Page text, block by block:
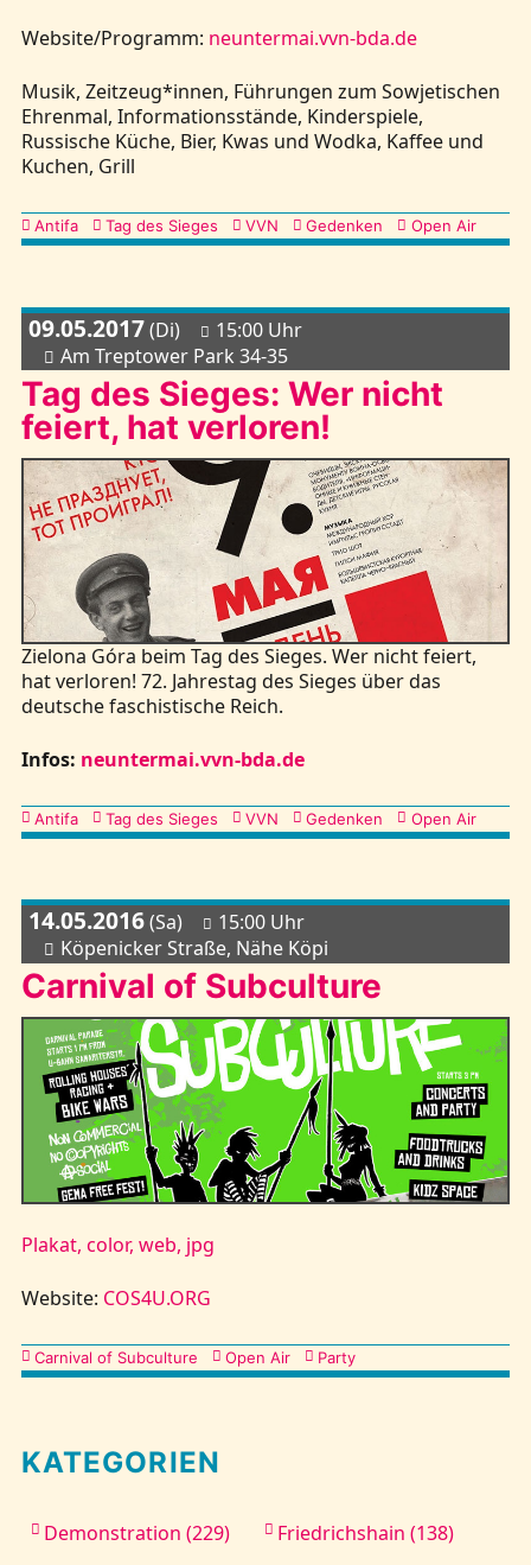
Website/Programm: neuntermai.vvn-bda.de
Musik, Zeitzeug*innen, Führungen zum Sowjetischen
Ehrenmal, Informationsstände, Kinderspiele,
Russische Küche, Bier, Kwas und Wodka, Kaffee und
Kuchen, Grill
Kategorien
Antifa Tag des Sieges VVN Gedenken Open Air
09.05.2017(Di)
15:00 Uhr
Am Treptower Park 34-35
Tag des Sieges: Wer nicht
feiert, hat verloren!
Zielona Góra beim Tag des Sieges. Wer nicht feiert,
hat verloren! 72. Jahrestag des Sieges über das
deutsche faschistische Reich.
Infos: neuntermai.vvn-bda.de
Kategorien
Antifa Tag des Sieges VVN Gedenken Open Air
14.05.2016(Sa)
15:00 Uhr
Köpenicker Straße, Nähe Köpi
Carnival of Subculture
Plakat, color, web, jpg
Website: COS4U.ORG
Kategorien
Carnival of Subculture Open Air Party
KATEGORIEN
Demonstration (229)
Friedrichshain (138)